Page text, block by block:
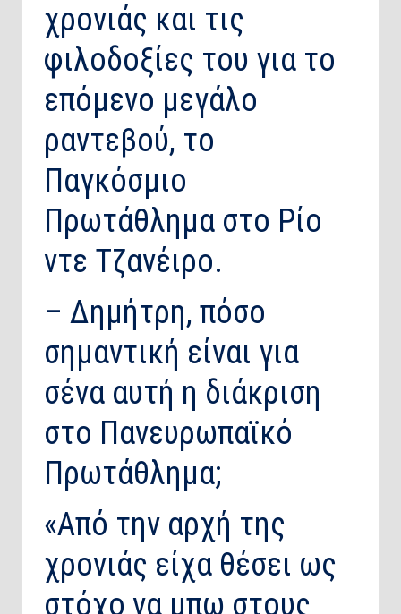
χρονιάς και τις
φιλοδοξίες του για το
επόμενο μεγάλο
ραντεβού, το
Παγκόσμιο
Πρωτάθλημα στο Ρίο
ντε Τζανέιρο.
– Δημήτρη, πόσο
σημαντική είναι για
σένα αυτή η διάκριση
στο Πανευρωπαϊκό
Πρωτάθλημα;
«Από την αρχή της
χρονιάς είχα θέσει ως
στόχο να μπω στους